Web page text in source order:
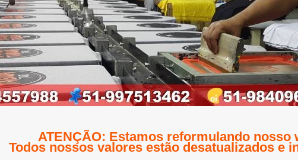
ATENÇÃO: Estamos reformulando nosso
Todos nossos valores estão desatualizados e